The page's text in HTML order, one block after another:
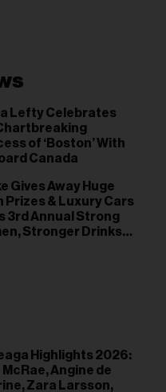
Lefty Celebrates
of ‘Boston’ With
Canada
Gives Away Huge
Prizes & Luxury Cars
3rd Annual Strong
Stronger Drinks
Highlights 2026:
Angine de
Zara Larsson,